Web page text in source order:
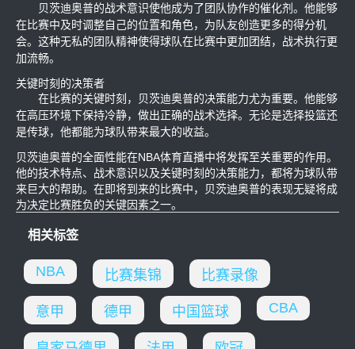
贝茨迪奥普的战术意识使他成为了团队协作的催化剂。他能够
在比赛中及时调整自己的位置和角色，为队友创造更多的得分机
会。这种无私的团队精神使得球队在比赛中更加团结，战术执行更
加流畅。
关键时刻的决策者
在比赛的关键时刻，贝茨迪奥普的决策能力尤为重要。他能够
在高压环境下保持冷静，做出正确的战术选择。无论是选择投篮还
是传球，他都能为球队带来最大的收益。
贝茨迪奥普的全面性能在NBA体育直播中将发挥至关重要的作用。
他的技术特点、战术意识以及关键时刻的决策能力，都将为球队带
来巨大的帮助。在即将到来的比赛中，贝茨迪奥普的表现无疑将成
为决定比赛胜负的关键因素之一。
相关标签
NBA 比赛集锦 比赛录像
意甲 德甲 中国篮球 CBA